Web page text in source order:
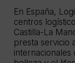
En España,
centros
Castilla-La
presta servicio
internacionales